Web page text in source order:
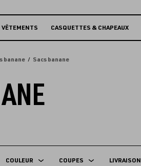
VÊTEMENTS CASQUETTES & CHAPEAUX
banane Sacs banane
COULEUR COUPES LIVRAISON